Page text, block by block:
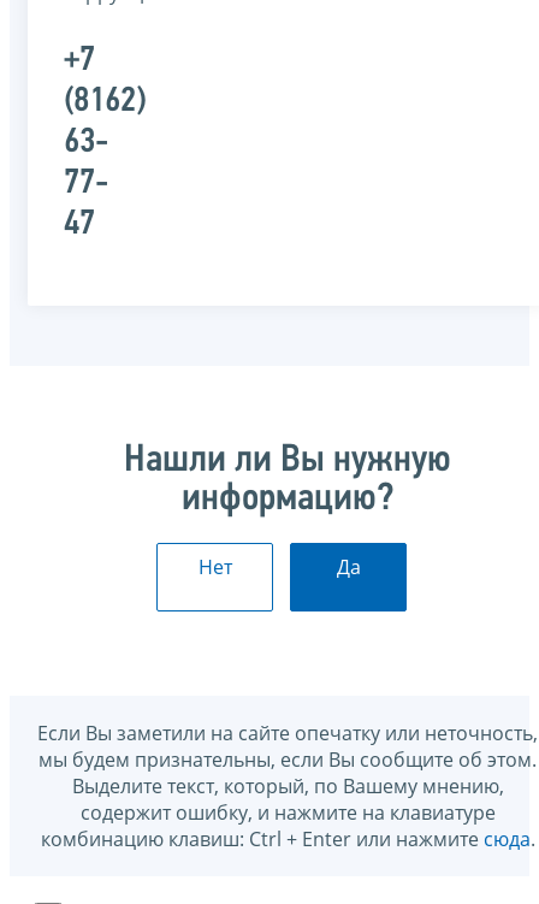
+7
(8162)
63-
77-
47
Нашли ли Вы нужную
информацию?
Нет Да
Если Вы заметили на сайте опечатку или неточность,
мы будем признательны, если Вы сообщите об этом.
Выделите текст, который, по Вашему мнению,
содержит ошибку, и нажмите на клавиатуре
комбинацию клавиш: Ctrl + Enter или нажмите сюда.